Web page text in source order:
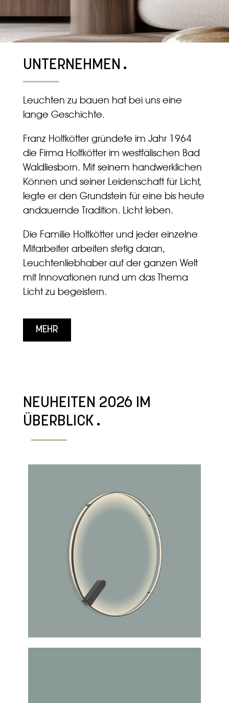
UNTERNEHMEN .
Leuchten zu bauen hat bei uns eine
lange Geschichte.
Franz Holtkötter gründete im Jahr 1964
die Firma Holtkötter im westfälischen Bad
Waldliesborn. Mit seinem handwerklichen
Können und seiner Leidenschaft für Licht,
legte er den Grundstein für eine bis heute
andauernde Tradition. Licht leben.
Die Familie Holtkötter und jeder einzelne
Mitarbeiter arbeiten stetig daran,
Leuchtenliebhaber auf der ganzen Welt
mit Innovationen rund um das Thema
Licht zu begeistern.
MEHR
NEUHEITEN 2026 IM
ÜBERBLICK .